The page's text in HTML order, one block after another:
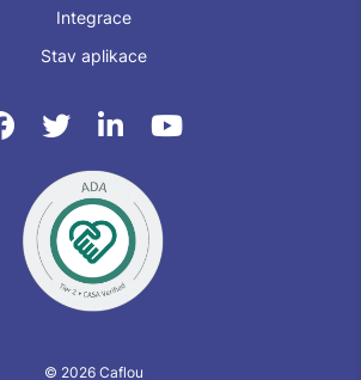
Integrace
Stav aplikace
© 2026 Caflou